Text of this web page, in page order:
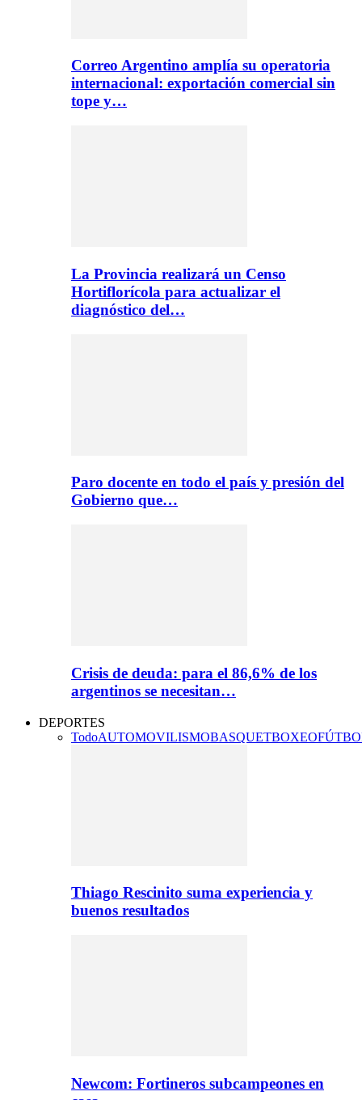
Correo Argentino amplía su operatoria
internacional: exportación comercial sin
tope y…
La Provincia realizará un Censo
Hortiflorícola para actualizar el
diagnóstico del…
Paro docente en todo el país y presión del
Gobierno que…
Crisis de deuda: para el 86,6% de los
argentinos se necesitan…
DEPORTES
TodoAUTOMOVILISMOBASQUETBOXEO
Thiago Rescinito suma experiencia y
buenos resultados
Newcom: Fortineros subcampeones en